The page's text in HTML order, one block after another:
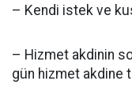
– Kendi istek ve
– Hizmet akdinin
gün hizmet akdine